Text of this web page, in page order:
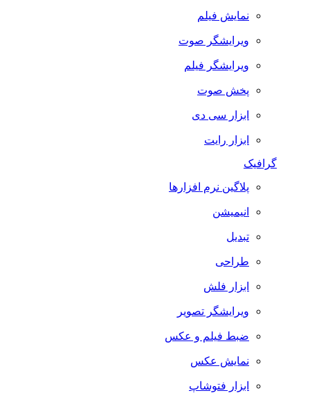
نمایش فیلم
ویرایشگر صوت
ویرایشگر فیلم
پخش صوت
ابزار سی دی
ابزار رایت
گرافیک
پلاگین نرم افزارها
انیمیشن
تبدیل
طراحی
ابزار فلش
ویرایشگر تصویر
ضبط فيلم و عكس
نمایش عکس
ابزار فتوشاپ